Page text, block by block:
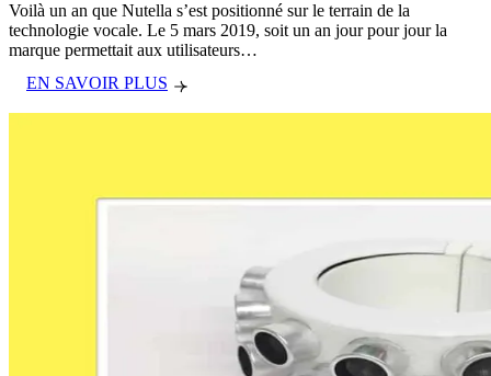
Voilà un an que Nutella s’est positionné sur le terrain de la
technologie vocale. Le 5 mars 2019, soit un an jour pour jour la
marque permettait aux utilisateurs…
EN SAVOIR PLUS